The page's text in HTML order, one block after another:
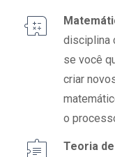
disciplina
se você
criar
o
Teoria